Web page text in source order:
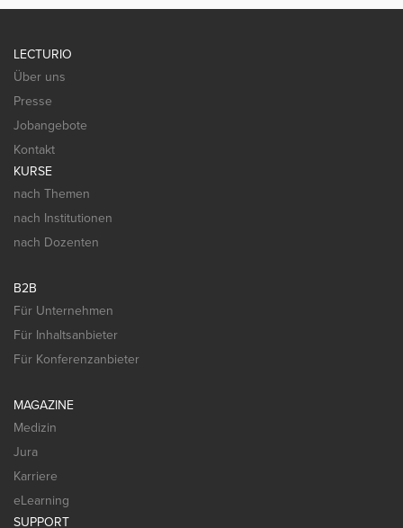
LECTURIO
Über uns
Presse
Jobangebote
Kontakt
KURSE
nach Themen
nach Institutionen
nach Dozenten
B2B
Für Unternehmen
Für Inhaltsanbieter
Für Konferenzanbieter
MAGAZINE
Medizin
Jura
Karriere
eLearning
SUPPORT